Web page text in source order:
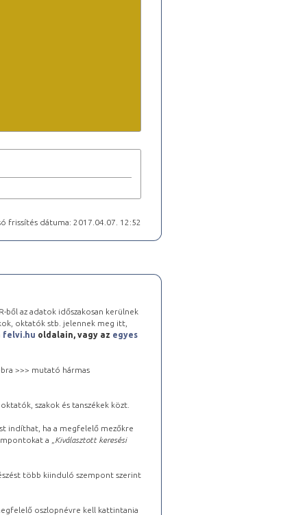
frissítés dátuma: 2017.04.07. 12:52
ből az adatok időszakosan kerülnek
oktatók stb. jelennek meg itt,
felvi.hu oldalain, vagy az egyes
>>> mutató hármas
szakok és tanszékek közt.
indíthat, ha a megfelelő mezőkre
a „ Kiválasztott keresési
több kiinduló szempont szerint
oszlopnévre kell kattintania